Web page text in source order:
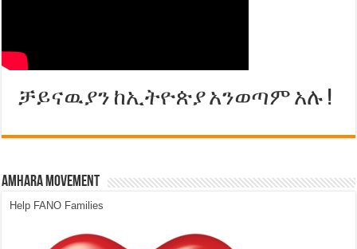
ቻይናዉያን ከኢትዮጵያ አንወጣም አሉ !
Amhara Movement
Help FANO Families